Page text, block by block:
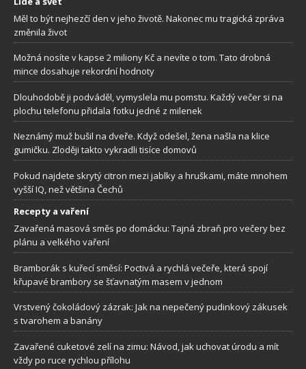
Měl to být nejhezčí den v jeho životě. Nakonec mu tragická zpráva
změnila život
Možná nosíte v kapse 2 miliony Kč a nevíte o tom. Tato drobná
mince dosahuje rekordní hodnoty
Dlouhodobě ji podváděl, vymyslela mu pomstu. Každý večer si na
plochu telefonu přidala fotku jedné z milenek
Neznámý muž bušil na dveře. Když odešel, žena našla na klice
gumičku. Zloději takto vykradli tisíce domovů
Pokud najdete skrytý citron mezi jablky a hruškami, máte mnohem
vyšší IQ, než většina Čechů
Recepty a vaření
Zavařená masová směs po domácku: Tajná zbraň pro večery bez
plánu a velkého vaření
Bramborák s kuřecí směsí: Poctivá a rychlá večeře, která spojí
křupavé brambory se šťavnatým masem v jednom
Vrstvený čokoládový zázrak: Jak na nepečený pudinkový zákusek
s tvarohem a banány
Zavařené cuketové zelí na zimu: Návod, jak uchovat úrodu a mít
vždy po ruce rychlou přílohu